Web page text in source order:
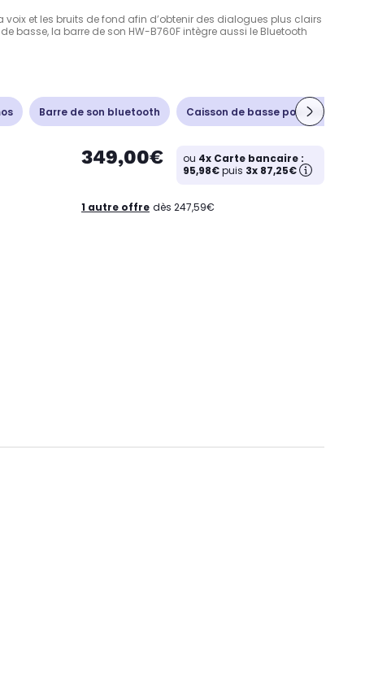
et les bruits de fond afin d’obtenir des dialogues plus clairs
basse, la barre de son HW-B760F intègre aussi le Bluetooth
Barre de son bluetooth Caisson de basse pour barre de
349,00€ ou 4x Carte bancaire :
95,98€puis 3x 87,25€
1 autre offre dès 247,59€